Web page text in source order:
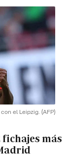
el Leipzig. (AFP)
fichajes más